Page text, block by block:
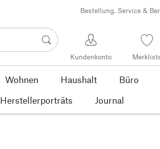
Bestellung, Service &
Kundenkonto
Wohnen Haushalt Büro
Herstellerporträts Journal